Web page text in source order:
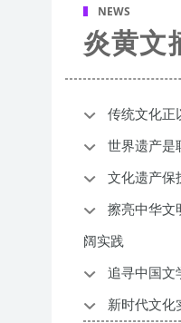
NEWS
炎黄文
传统文化正
世界遗产是
文化遗产保
擦亮中华
阔实践
追寻中国文
新时代文化